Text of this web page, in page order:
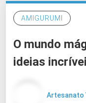
AMIGURUMI
O mundo
ideias
Artesanato